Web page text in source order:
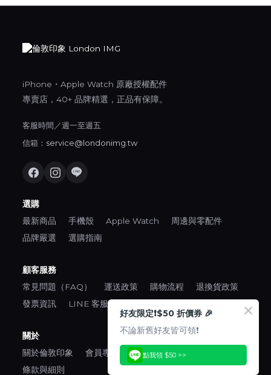
iPhone・Apple Watch 原廠授權配件
專賣店，40+ 品牌精選，正品有保障。
客服時間／週一至週五
信箱： service@londonimg.tw
選購
最新商品 手機殼 Apple Watch
周邊與零配件
品牌嚴選
選購指南
顧客服務
常見問題（FAQ） 運送政策 購物流程
退換貨政策
發票資訊
LINE 客服
關於
關於倫敦印象 會員專區 口碑推薦
隱私權政策
條款與細則
好友限定❗️$50 折價券 🎉
不論新舊好友皆可領❗️
點我領 $50 >>